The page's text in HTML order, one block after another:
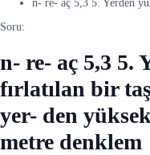
n- re- aç 5,3 5. Yerden
Soru:
n- re- aç 5,3 5.
fırlatılan bir
yer- den
metre denklem